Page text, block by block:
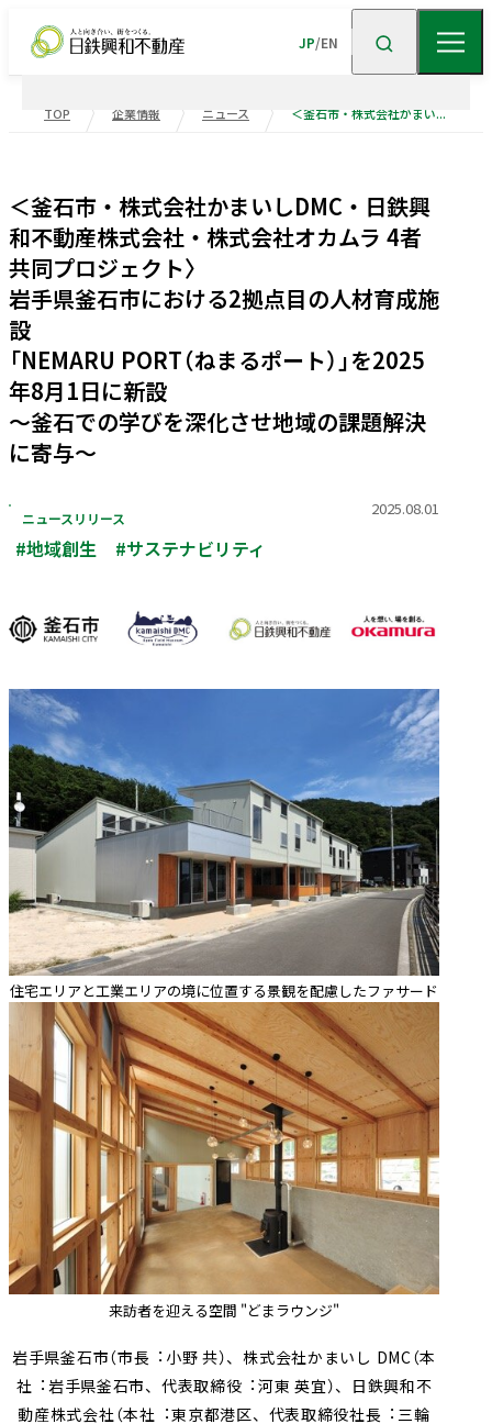
企業情報
企業情報TOP トップメッセージ
企業理念
役員一覧 組織図
グループ会社 受賞歴
ニュース
事業紹介
ビル事業 住宅事業
高級賃貸住宅事業 物流施設事業
農業事業
オープン
サステナビリティ
エンゲージメント
社会変化への対応
社会貢献活動・
コミュニティ支援
サステナブルファイナ
ンス
GRIスタンダード
内容索引
採用情報
JP/EN
TOP 企業情報 ニュース
＜釜石市・株式会社かまいしDMC・日鉄興
和不動産株式会社・株式会社オカムラ 4者
共同プロジェクト〉
岩手県釜石市における2拠点目の人材育成施
設
「NEMARU PORT（ねまるポート）」を2025
年8月1日に新設
～釜石での学びを深化させ地域の課題解決
に寄与～
ニュースリリース
2025.08.01
#地域創生 #サステナビリティ
住宅エリアと工業エリアの境に位置する景観を配慮したファサード
来訪者を迎える空間 "どまラウンジ"
岩手県釜石市（市長︓小野 共）、株式会社かまいし DMC（本
社︓岩手県釜石市、代表取締役︓河東 英宜）、日鉄興和不
動産株式会社（本社︓東京都港区、代表取締役社長︓三輪